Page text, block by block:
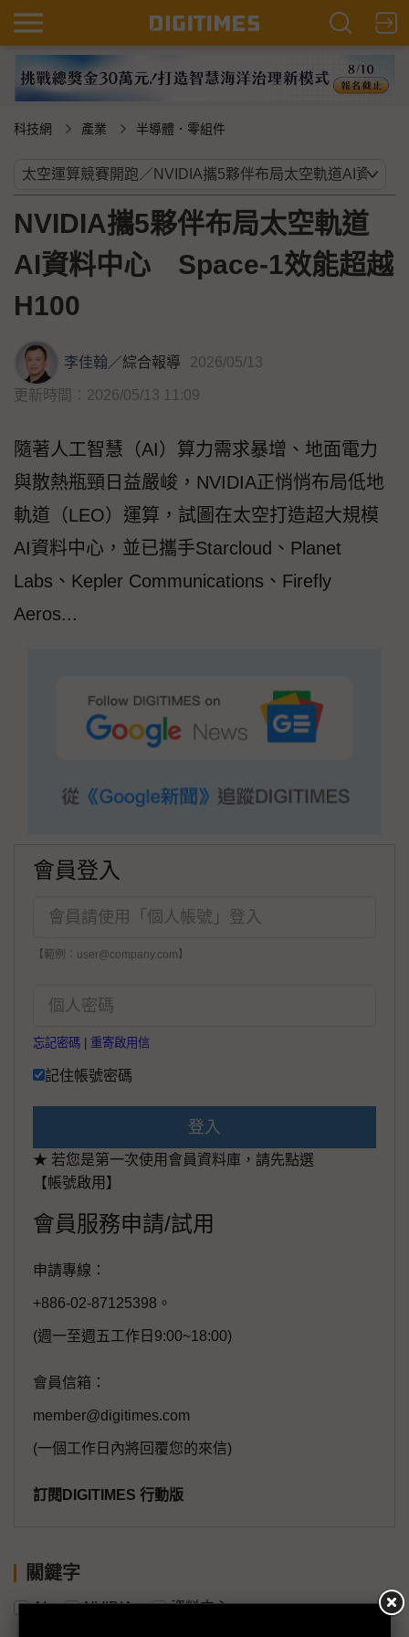
科技網 產業 半導體．零組件
NVIDIA攜5夥伴布局太空軌道
AI資料中心 Space-1效能超越
H100
李佳翰／綜合報導 2026/05/13
更新時間：2026/05/13 11:09
隨著人工智慧（AI）算力需求暴增、地面電力
與散熱瓶頸日益嚴峻，NVIDIA正悄悄布局低地
軌道（LEO）運算，試圖在太空打造超大規模
AI資料中心，並已攜手Starcloud、Planet
Labs、Kepler Communications、Firefly
Aeros...
會員登入
【範例：user@company.com】
忘記密碼 重寄啟用信
記住帳號密碼
登入
★ 若您是第一次使用會員資料庫，請先點選
【帳號啟用】
會員服務申請/試用
申請專線：
+886-02-87125398。
(週一至週五工作日9:00~18:00)
會員信箱：
member@digitimes.com
(一個工作日內將回覆您的來信)
訂閱DIGITIMES 行動版
關鍵字
AI NVIDIA 資料中心